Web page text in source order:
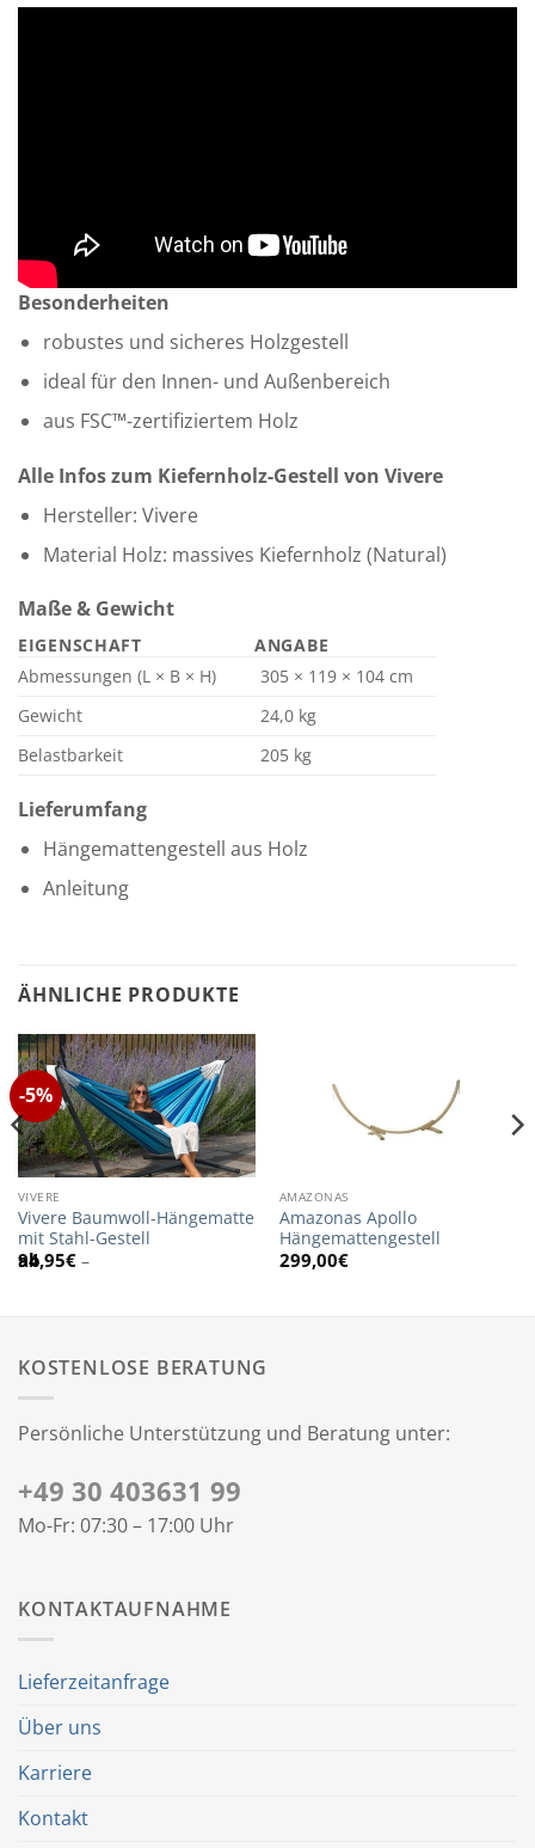
Besonderheiten
robustes und sicheres Holzgestell
ideal für den Innen- und Außenbereich
aus FSC™-zertifiziertem Holz
Alle Infos zum Kiefernholz-Gestell von Vivere
Hersteller: Vivere
Material Holz: massives Kiefernholz (Natural)
Maße & Gewicht
EIGENSCHAFT
ANGABE
Abmessungen (L × B × H)
305 × 119 × 104 cm
Gewicht
24,0 kg
Belastbarkeit
205 kg
Lieferumfang
Hängemattengestell aus Holz
Anleitung
ÄHNLICHE PRODUKTE
-5%
VIVERE
Vivere Baumwoll-Hängematte
mit Stahl-Gestell
94,95€–
AMAZONAS
Amazonas Apollo
Hängemattengestell
299,00€
KOSTENLOSE BERATUNG
Persönliche Unterstützung und Beratung unter:
+49 30 403631 99
Mo-Fr: 07:30 – 17:00 Uhr
KONTAKTAUFNAHME
Lieferzeitanfrage
Über uns
Karriere
Kontakt